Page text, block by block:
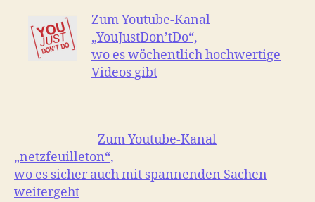
Zum Youtube-Kanal
„YouJustDon’tDo“,
wo es wöchentlich hochwertige
Videos gibt
Zum Youtube-Kanal
„netzfeuilleton“,
wo es sicher auch mit spannenden Sachen
weitergeht